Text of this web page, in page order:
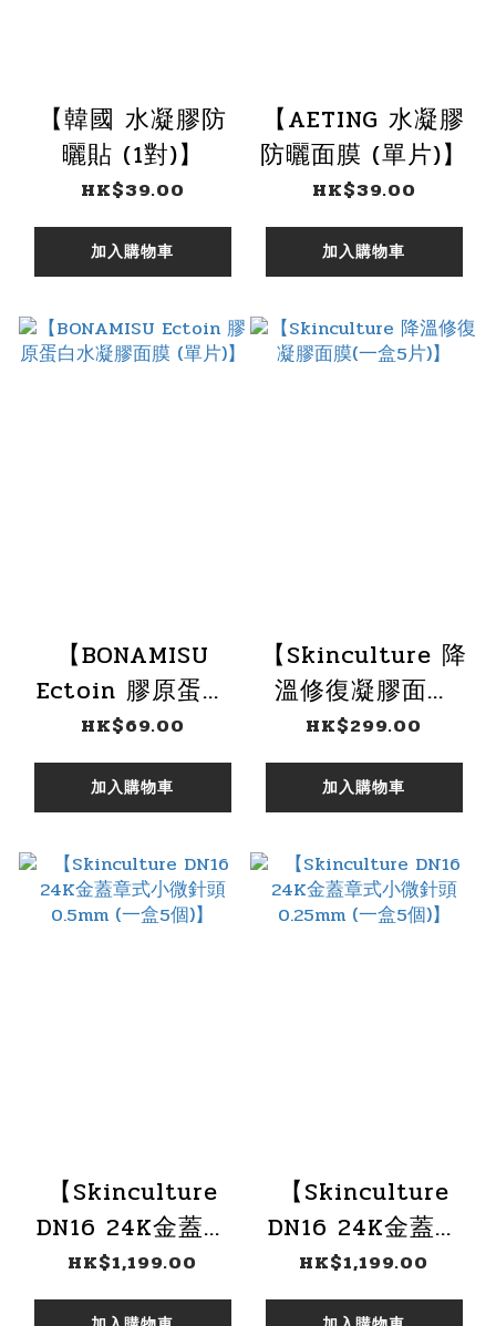
【韓國 水凝膠防
曬貼 (1對)】
HK$39.00
加入購物車
【AETING 水凝膠
防曬面膜 (單片)】
HK$39.00
加入購物車
【BONAMISU
Ectoin 膠原蛋白
水凝膠面膜 (單
片)】
HK$69.00
加入購物車
【Skinculture 降
溫修復凝膠面膜
(一盒5片)】
HK$299.00
加入購物車
【Skinculture
DN16 24K金蓋章
式小微針頭
0.5mm (一盒5
HK$1,199.00
【Skinculture
DN16 24K金蓋章
式小微針頭
0.25mm (一盒5
HK$1,199.00